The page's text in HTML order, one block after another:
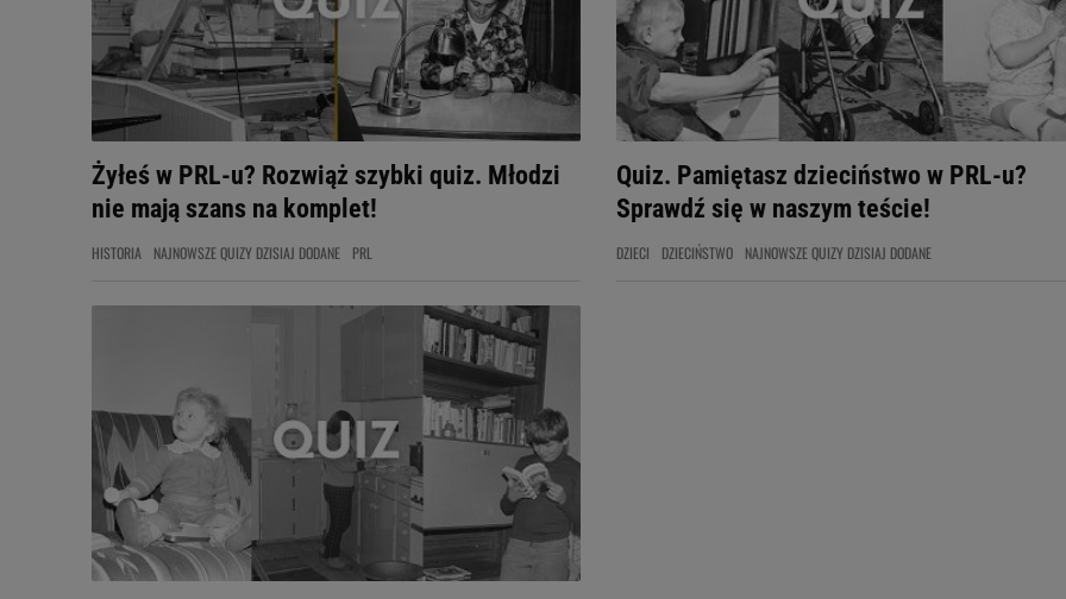
Żyłeś w PRL-u? Rozwiąż szybki quiz. Młodzi
nie mają szans na komplet!
HISTORIA NAJNOWSZE QUIZY DZISIAJ DODANE PRL
Quiz. Pamiętasz dzieciństwo w PRL-u?
Sprawdź się w naszym teście!
DZIECI DZIECIŃSTWO NAJNOWSZE QUIZY DZISIAJ DODANE